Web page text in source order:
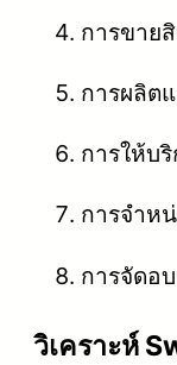
การขาย
การผลิต
การให้บ
การจำห
การจัดอ
วิเคราะห์